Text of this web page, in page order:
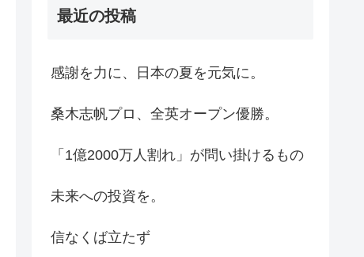
最近の投稿
感謝を力に、日本の夏を元気に。
桑木志帆プロ、全英オープン優勝。
「1億2000万人割れ」が問い掛けるもの
未来への投資を。
信なくば立たず